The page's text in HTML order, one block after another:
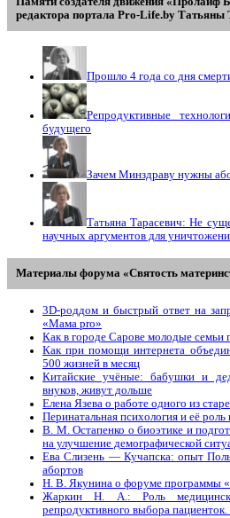
редактора портала Pro-Life.by Tатьяны
Прошло 4 года со дня
Репродуктивные
будущего
Зачем Минздраву нужны
Татьяна Тарасевич: Не
научных аргументов для
Материалы форума «Святость
3D-роддом и быстрый ответ на
«Мама prо»
Как в городе Сарове молодые семьи
Как при помощи интернета
500 жизней в месяц
Китайские учёные: бабушки и
внуков, живут дольше
Елена Язева о работе одного из
Перинатальная психология и её
В. М. Остапенко о биоэтике и
на улучшение демографической
Ева Слизень — Кучапска: опыт
абортов
Н. В. Якунина о форуме программы
Жаркин Н. А.: Роль
репродуктивного выбора пациенток.